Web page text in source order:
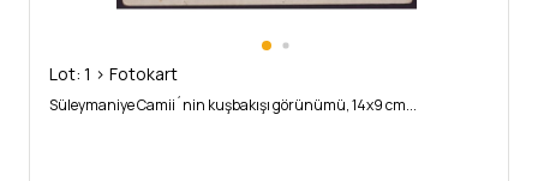
Lot: 1 > Fotokart
Süleymaniye Camii´nin kuşbakışı görünümü, 14x9 cm...